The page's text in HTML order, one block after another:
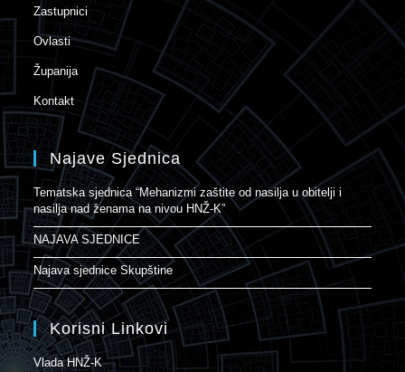
Zastupnici
Ovlasti
Županija
Kontakt
Najave Sjednica
Tematska sjednica “Mehanizmi zaštite od nasilja u obitelji i
nasilja nad ženama na nivou HNŽ-K”
NAJAVA SJEDNICE
Najava sjednice Skupštine
Korisni Linkovi
Vlada HNŽ-K